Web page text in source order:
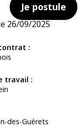
Je postule
26/09/2025
:
travail :
des-Guérets